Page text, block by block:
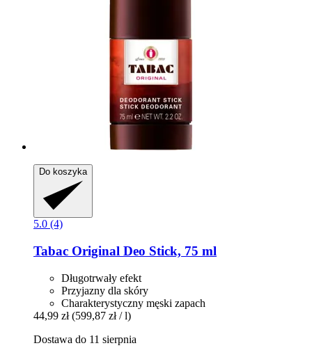
Do koszyka
5.0 (4)
Tabac Original Deo Stick, 75 ml
Długotrwały efekt
Przyjazny dla skóry
Charakterystyczny męski zapach
44,99 zł (599,87 zł / l)
Dostawa do 11 sierpnia